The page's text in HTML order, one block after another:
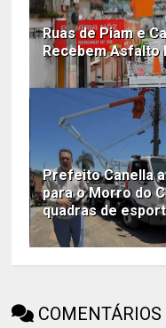
Ruas de Piam e
Recebem Asfalto
Prefeito Canella
para o Morro do
quadras de
COMENTÁRIOS